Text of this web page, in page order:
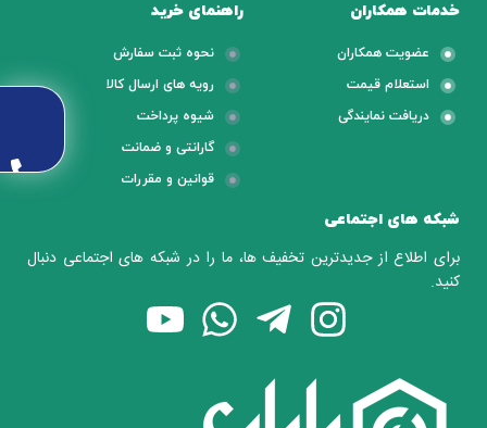
خدمات همکاران راهنمای خرید
شبکه های اجتماعی
عضویت همکاران
استعلام قیمت
دریافت نمایندگی
نحوه ثبت سفارش
رویه های ارسال کالا
شیوه پرداخت
گارانتی و ضمانت
قوانین و مقررات
برای اطلاع از جدیدترین تخفیف ها، ما را در شبکه های اجتماعی دنبال
کنید.